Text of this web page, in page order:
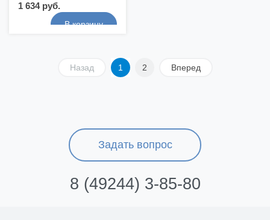
1 634 руб.
Назад 1 2 Вперед
Задать вопрос
8 (49244) 3-85-80